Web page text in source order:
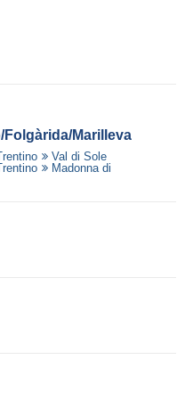
​Marilleva
Val di Sole
Madonna di